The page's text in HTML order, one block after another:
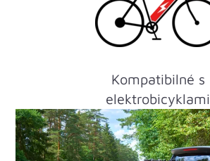
Kompatibilné s
elektrobicyklami